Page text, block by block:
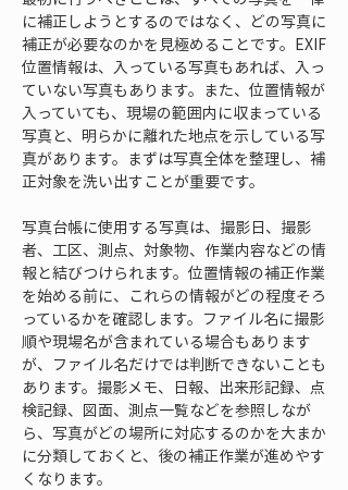
に補正しようとするのではなく、どの写真に
補正が必要なのかを見極めることです。EXIF
位置情報は、入っている写真もあれば、入っ
ていない写真もあります。また、位置情報が
入っていても、現場の範囲内に収まっている
写真と、明らかに離れた地点を示している写
真があります。まずは写真全体を整理し、補
正対象を洗い出すことが重要です。
写真台帳に使用する写真は、撮影日、撮影
者、工区、測点、対象物、作業内容などの情
報と結びつけられます。位置情報の補正作業
を始める前に、これらの情報がどの程度そろ
っているかを確認します。ファイル名に撮影
順や現場名が含まれている場合もあります
が、ファイル名だけでは判断できないことも
あります。撮影メモ、日報、出来形記録、点
検記録、図面、測点一覧などを参照しなが
ら、写真がどの場所に対応するのかを大まか
に分類しておくと、後の補正作業が進めやす
くなります。